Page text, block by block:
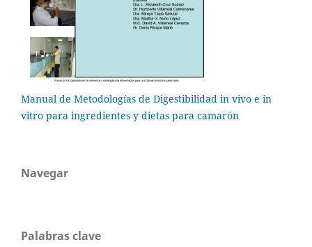
Manual de Metodologías de Digestibilidad in vivo e in
vitro para ingredientes y dietas para camarón
Navegar
Palabras clave